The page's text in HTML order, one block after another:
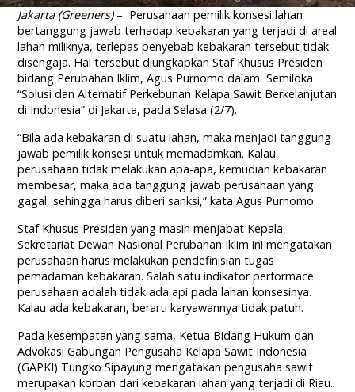
Jakarta (Greeners)– Perusahaan pemilik konsesi lahan
bertanggung jawab terhadap kebakaran yang terjadi di areal
lahan miliknya, terlepas penyebab kebakaran tersebut tidak
disengaja. Hal tersebut diungkapkan Staf Khusus Presiden
bidang Perubahan Iklim, Agus Purnomo dalam Semiloka
“Solusi dan Alternatif Perkebunan Kelapa Sawit Berkelanjutan
di Indonesia” di Jakarta, pada Selasa (2/7).
“Bila ada kebakaran di suatu lahan, maka menjadi tanggung
jawab pemilik konsesi untuk memadamkan. Kalau
perusahaan tidak melakukan apa-apa, kemudian kebakaran
membesar, maka ada tanggung jawab perusahaan yang
gagal, sehingga harus diberi sanksi,” kata Agus Purnomo.
Staf Khusus Presiden yang masih menjabat Kepala
Sekretariat Dewan Nasional Perubahan Iklim ini mengatakan
perusahaan harus melakukan pendefinisian tugas
pemadaman kebakaran. Salah satu indikator performace
perusahaan adalah tidak ada api pada lahan konsesinya.
Kalau ada kebakaran, berarti karyawannya tidak patuh.
Pada kesempatan yang sama, Ketua Bidang Hukum dan
Advokasi Gabungan Pengusaha Kelapa Sawit Indonesia
(GAPKI) Tungko Sipayung mengatakan pengusaha sawit
merupakan korban dari kebakaran lahan yang terjadi di Riau.